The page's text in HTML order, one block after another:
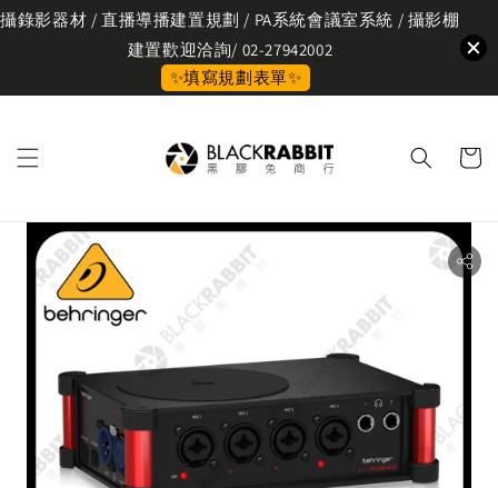
攝錄影器材 / 直播導播建置規劃 / PA系統會議室系統 / 攝影棚
建置歡迎洽詢/ 02-27942002
✨填寫規劃表單✨